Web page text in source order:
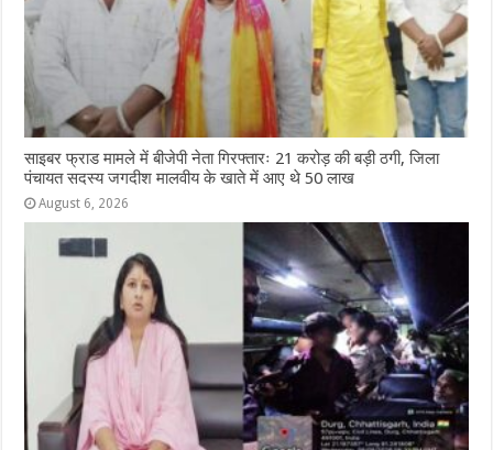
साइबर फ्राड मामले में बीजेपी नेता गिरफ्तारः 21 करोड़ की बड़ी ठगी, जिला
पंचायत सदस्य जगदीश मालवीय के खाते में आए थे 50 लाख
August 6, 2026